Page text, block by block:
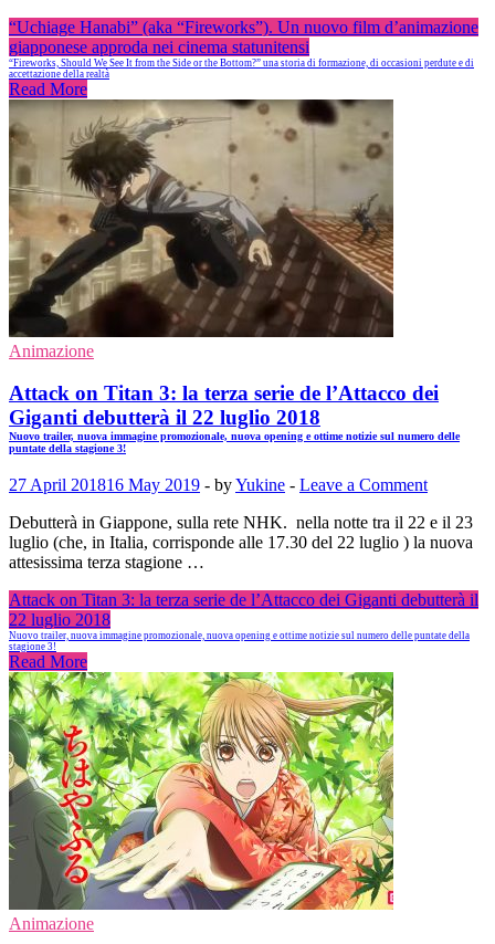
“Uchiage Hanabi” (aka “Fireworks”). Un nuovo film d’animazione
giapponese approda nei cinema statunitensi
“Fireworks, Should We See It from the Side or the Bottom?” una storia di formazione, di occasioni perdute e di
accettazione della realtà
Read More
Animazione
Attack on Titan 3: la terza serie de l’Attacco dei
Giganti debutterà il 22 luglio 2018
Nuovo trailer, nuova immagine promozionale, nuova opening e ottime notizie sul numero delle
puntate della stagione 3!
27 April 201816 May 2019 - byYukine - Leave a Comment
Debutterà in Giappone, sulla rete NHK. nella notte tra il 22 e il 23
luglio (che, in Italia, corrisponde alle 17.30 del 22 luglio ) la nuova
attesissima terza stagione …
Attack on Titan 3: la terza serie de l’Attacco dei Giganti debutterà il
22 luglio 2018
Nuovo trailer, nuova immagine promozionale, nuova opening e ottime notizie sul numero delle puntate della
stagione 3!
Read More
Animazione